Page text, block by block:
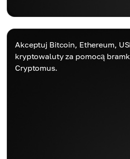
Akceptuj Bitcoin, Ethereum,
kryptowaluty za pomocą
Cryptomus.